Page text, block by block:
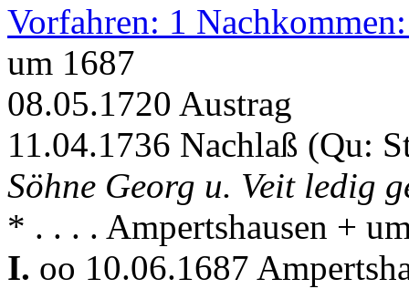
Vorfahren: 1
um 1687
08.05.1720 Austrag
11.04.1736 Nachlaß (Qu:
Söhne Georg u. Veit ledig
* . . . . Ampertshausen +
I. oo 10.06.1687